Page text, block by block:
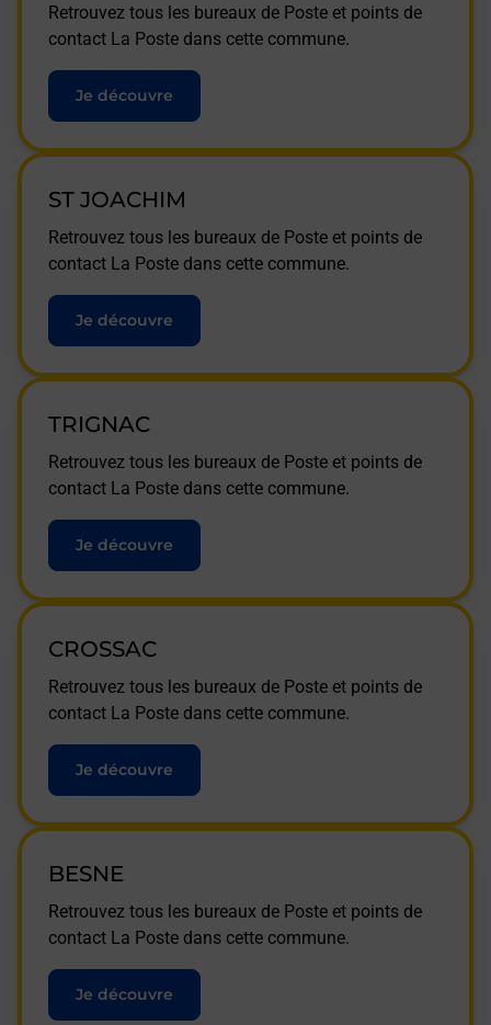
Retrouvez tous les bureaux de Poste et points de
contact La Poste dans cette commune.
Je découvre
ST JOACHIM
Retrouvez tous les bureaux de Poste et points de
contact La Poste dans cette commune.
Je découvre
TRIGNAC
Retrouvez tous les bureaux de Poste et points de
contact La Poste dans cette commune.
Je découvre
CROSSAC
Retrouvez tous les bureaux de Poste et points de
contact La Poste dans cette commune.
Je découvre
BESNE
Retrouvez tous les bureaux de Poste et points de
contact La Poste dans cette commune.
Je découvre